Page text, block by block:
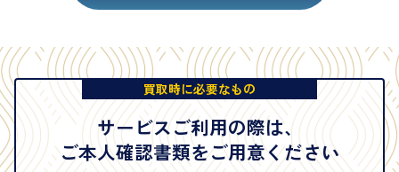
買取時に必要なもの
サービスご利用の際は、
ご本人確認書類をご用意ください